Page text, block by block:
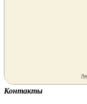
Контакты